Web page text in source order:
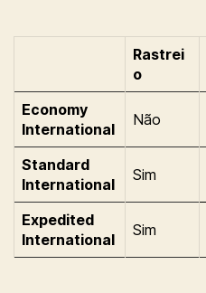
Rastrei
o
Economy
International
Não
Standard
International
Sim
Expedited
International
Sim